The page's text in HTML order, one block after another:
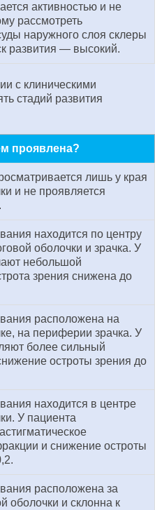
активностью и не
рассмотреть
наружного слоя склеры
развития — высокий.
с клиническими
стадий развития
проявлена?
лишь у края
и не проявляется
находится по центру
оболочки и зрачка. У
небольшой
зрения снижена до
расположена на
на периферии зрачка. У
более сильный
остроты зрения до
находится в центре
У пациента
и снижение остроты
расположена за
оболочки и склонна к